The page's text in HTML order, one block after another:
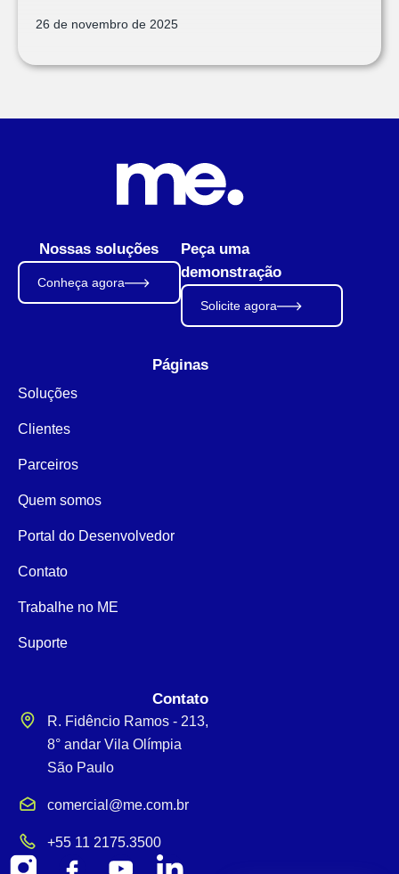
26 de novembro de 2025
Nossas soluções
Conheça agora
Peça uma
demonstração
Solicite agora
Páginas
Soluções
Clientes
Parceiros
Quem somos
Portal do Desenvolvedor
Contato
Trabalhe no ME
Suporte
Contato
R. Fidêncio Ramos - 213,
8° andar Vila Olímpia
São Paulo
comercial@me.com.br
+55 11 2175.3500